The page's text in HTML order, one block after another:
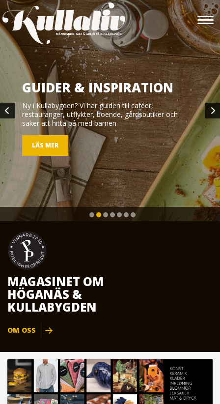
GUIDER & INSPIRATION
Ny i Kullabygden? Vi har guiden till caféer,
restauranger, utflykter, boende, gårdsbutiker och
saker att hitta på med barnen.
LÄS MER
MAGASINET OM
HÖGANÄS &
KULLABYGDEN
OM OSS